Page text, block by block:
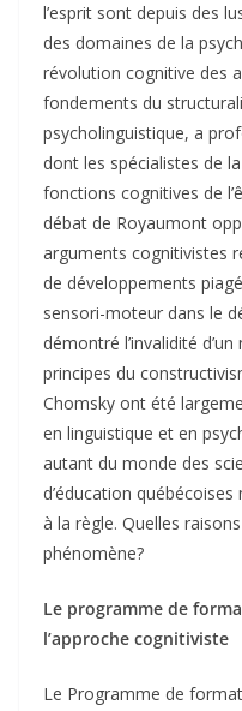
l’esprit sont depuis des
des domaines de la
révolution cognitive des
fondements du
psycholinguistique, a
dont les spécialistes de
fonctions cognitives de
débat de Royaumont
arguments cognitivistes
de développements
sensori-moteur dans le
démontré l’invalidité
principes du
Chomsky ont été
en linguistique et en
autant du monde des
d’éducation
à la règle. Quelles
phénomène?
Le programme de
l’approche cognitiviste
Le Programme de